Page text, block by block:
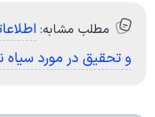
مطلب مشابه:
و تحقیق در مورد سیاه